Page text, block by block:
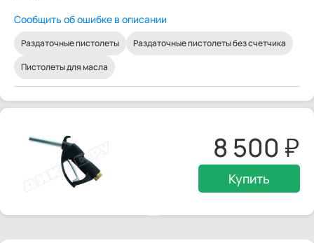
Сообщить об ошибке в описании
Раздаточные пистолеты
Раздаточные пистолеты без счетчика
Пистолеты для масла
8 500
Купить